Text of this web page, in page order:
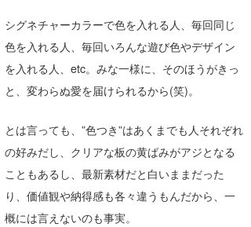
シグネチャーカラーで色を入れる人、毎回同じ
色を入れる人、毎回いろんな遊び色やデザイン
を入れる人、etc。みな一様に、そのほうがきっ
と、変わらぬ愛を届けられるから(笑)。
とは言っても、”色つき”はあくまでも人それぞれ
の好みだし、クリアな板の黄ばみがアジとなる
こともあるし、最新素材だと白いままだった
り、価値観や納得感も各々違うもんだから、一
概には言えないのも事実。
ゴン
米山予報士
banpaku
Mr.K